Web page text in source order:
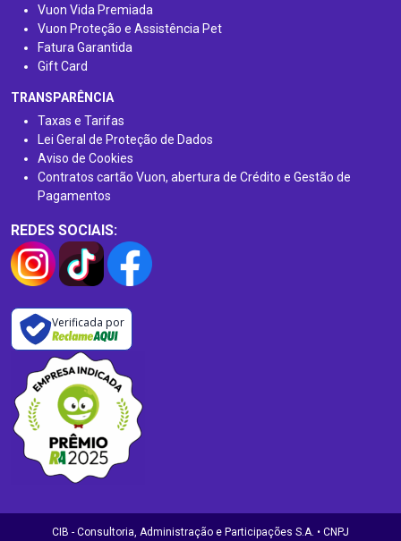
Vuon Vida Premiada
Vuon Proteção e Assistência Pet
Fatura Garantida
Gift Card
TRANSPARÊNCIA
Taxas e Tarifas
Lei Geral de Proteção de Dados
Aviso de Cookies
Contratos cartão Vuon, abertura de Crédito e Gestão de
Pagamentos
REDES SOCIAIS:
Verificada por
CIB - Consultoria, Administração e Participações S.A. • CNPJ